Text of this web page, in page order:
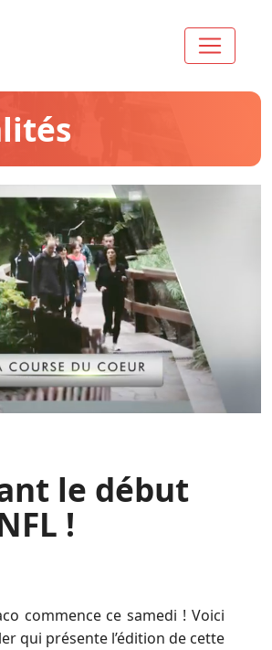
le début
!
commence ce samedi ! Voici
qui présente l’édition de cette